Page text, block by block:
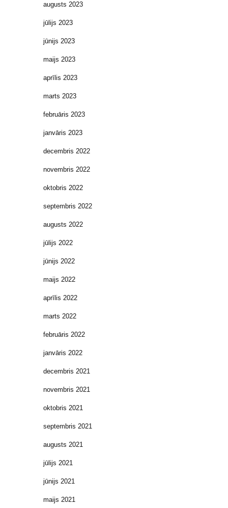
augusts 2023
jūlijs 2023
jūnijs 2023
maijs 2023
aprīlis 2023
marts 2023
februāris 2023
janvāris 2023
decembris 2022
novembris 2022
oktobris 2022
septembris 2022
augusts 2022
jūlijs 2022
jūnijs 2022
maijs 2022
aprīlis 2022
marts 2022
februāris 2022
janvāris 2022
decembris 2021
novembris 2021
oktobris 2021
septembris 2021
augusts 2021
jūlijs 2021
jūnijs 2021
maijs 2021